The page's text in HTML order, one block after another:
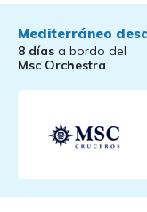
Mediterráneo
8 días a bordo del
Msc Orchestra